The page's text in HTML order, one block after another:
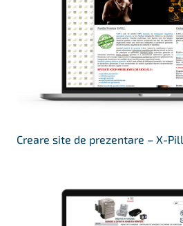
Creare site de prezentare – X-Pill